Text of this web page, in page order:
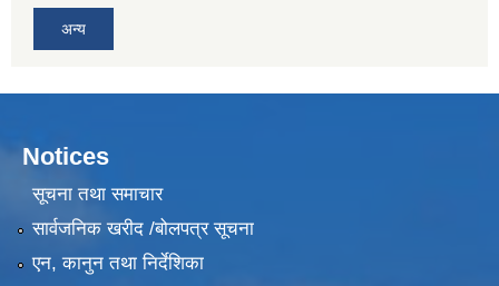
अन्य
Notices
सूचना तथा समाचार
सार्वजनिक खरीद /बोलपत्र सूचना
एन, कानुन तथा निर्देशिका